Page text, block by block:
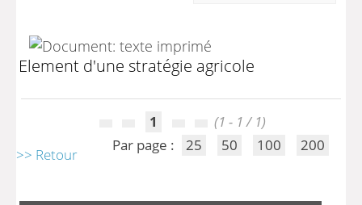
Element d'une stratégie agricole
1
(1 - 1 / 1)
Par page :
25 50 100 200
>> Retour